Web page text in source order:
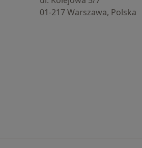
01-217 Warszawa, Polska